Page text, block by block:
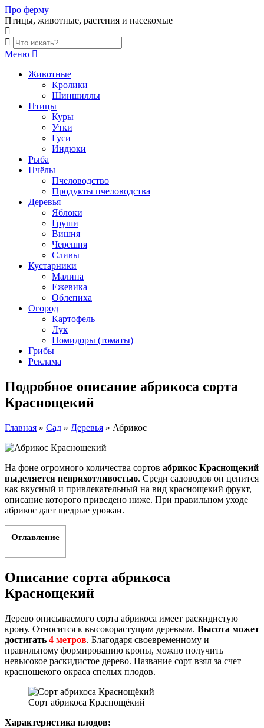
Skip
to
content
Про ферму
Птицы, животные, растения и насекомые
Меню
Животные
Кролики
Шиншиллы
Птицы
Куры
Утки
Гуси
Индюки
Рыба
Пчёлы
Пчеловодство
Продукты пчеловодства
Деревья
Яблоки
Груши
Вишня
Черешня
Сливы
Кустарники
Малина
Ежевика
Облепиха
Огород
Картофель
Лук
Помидоры (томаты)
Грибы
Реклама
Подробное описание абрикоса сорта
Краснощекий
Главная » Сад » Деревья » Абрикос
На фоне огромного количества сортов абрикос Краснощекий
выделяется неприхотливостью. Среди садоводов он ценится
как вкусный и привлекательный на вид краснощекий фрукт,
описание которого приведено ниже. При правильном уходе
абрикос дает щедрые урожаи.
Оглавление
Описание сорта абрикоса
Краснощекий
Дерево описываемого сорта абрикоса имеет раскидистую
крону. Относится к высокорастущим деревьям. Высота может
достигать 4 метров. Благодаря своевременному и
правильному формированию кроны, можно получить
невысокое раскидистое дерево. Название сорт взял за счет
краснощекого окраса спелых плодов.
Сорт абрикоса Краснощёкий
Характеристика плодов: